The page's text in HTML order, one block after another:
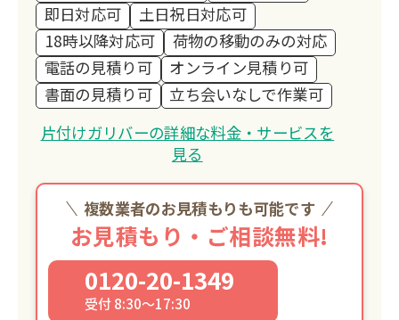
即日対応可
土日祝日対応可
18時以降対応可
荷物の移動のみの対応
電話の見積り可
オンライン見積り可
書面の見積り可
立ち会いなしで作業可
片付けガリバーの詳細な料金・サービスを
見る
複数業者のお見積もりも可能です
お見積もり・ご相談無料!
0120-20-1349
受付 8:30～17:30